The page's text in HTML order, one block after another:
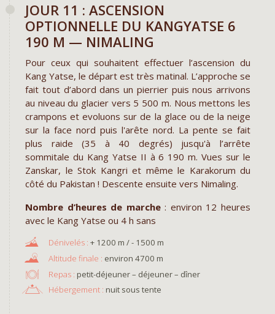
JOUR 11 : ASCENSION
OPTIONNELLE DU KANGYATSE 6
190 M — NIMALING
Pour ceux qui souhaitent effectuer l’ascension du
Kang Yatse, le départ est très matinal. L’approche se
fait tout d’abord dans un pierrier puis nous arrivons
au niveau du glacier vers 5 500 m. Nous mettons les
crampons et evoluons sur de la glace ou de la neige
sur la face nord puis l'arête nord. La pente se fait
plus raide (35 à 40 degrés) jusqu'à l’arrête
sommitale du Kang Yatse II à 6 190 m. Vues sur le
Zanskar, le Stok Kangri et même le Karakorum du
côté du Pakistan ! Descente ensuite vers Nimaling.
Nombre d’heures de marche: environ 12 heures
avec le Kang Yatse ou 4 h sans
+ 1200 m / - 1500 m
environ 4700 m
Repas : petit-déjeuner – déjeuner – dîner
Hébergement : nuit sous tente